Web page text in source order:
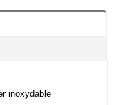
inoxydable